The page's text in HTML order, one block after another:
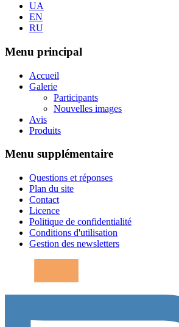
UA
EN
RU
Menu principal
Accueil
Galerie
Participants
Nouvelles images
Avis
Produits
Menu supplémentaire
Questions et réponses
Plan du site
Contact
Licence
Politique de confidentialité
Conditions d'utilisation
Gestion des newsletters